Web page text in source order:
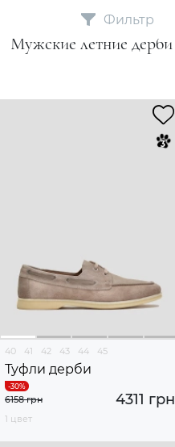
Мужские летние дерби
Фильтр
40 41 42 43 44 45
Туфли дерби
4311 грн
6158 грн
1 цвет